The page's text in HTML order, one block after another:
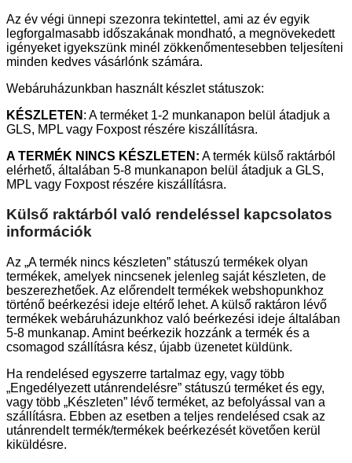
Az év végi ünnepi szezonra tekintettel, ami az év egyik
legforgalmasabb időszakának mondható, a megnövekedett
igényeket igyekszünk minél zökkenőmentesebben teljesíteni
minden kedves vásárlónk számára.
Webáruházunkban használt készlet státuszok:
KÉSZLETEN : A terméket 1-2 munkanapon belül átadjuk a
GLS, MPL vagy Foxpost részére kiszállításra.
A TERMÉK NINCS KÉSZLETEN: A termék külső raktárból
elérhető, általában 5-8 munkanapon belül átadjuk a GLS,
MPL vagy Foxpost részére kiszállításra.
Külső raktárból való rendeléssel kapcsolatos
információk
Az „A termék nincs készleten” státuszú termékek olyan
termékek, amelyek nincsenek jelenleg saját készleten, de
beszerezhetőek. Az előrendelt termékek webshopunkhoz
történő beérkezési ideje eltérő lehet. A külső raktáron lévő
termékek webáruházunkhoz való beérkezési ideje általában
5-8 munkanap. Amint beérkezik hozzánk a termék és a
csomagod szállításra kész, újabb üzenetet küldünk.
Ha rendelésed egyszerre tartalmaz egy, vagy több
„Engedélyezett utánrendelésre” státuszú terméket és egy,
vagy több „Készleten” lévő terméket, az befolyással van a
szállításra. Ebben az esetben a teljes rendelésed csak az
utánrendelt termék/termékek beérkezését követően kerül
kiküldésre.